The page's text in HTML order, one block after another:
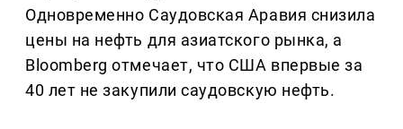
Одновременно Саудовская Аравия снизила
цены на нефть для азиатского рынка, а
Bloomberg отмечает, что США впервые за
40 лет не закупили саудовскую нефть.